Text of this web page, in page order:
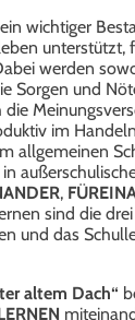
wichtiger
unterstützt,
werden
Sorgen und
die
im
allgemeinen
,
sind die
und das
altem Dach“